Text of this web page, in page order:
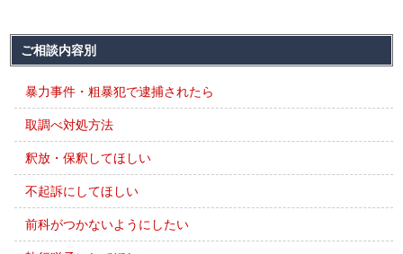
ご相談内容別
暴力事件・粗暴犯で逮捕されたら
取調べ対処方法
釈放・保釈してほしい
不起訴にしてほしい
前科がつかないようにしたい